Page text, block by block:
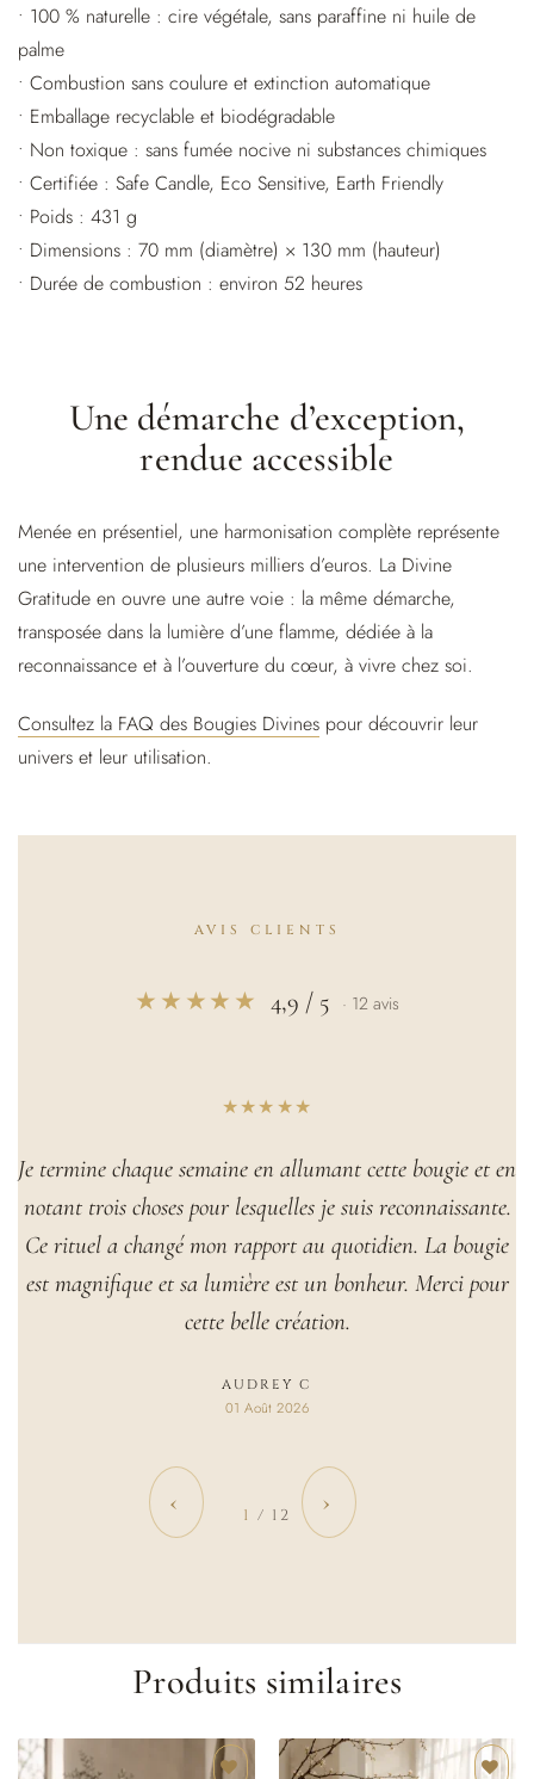
• 100 % naturelle : cire végétale, sans paraffine ni huile de
palme
• Combustion sans coulure et extinction automatique
• Emballage recyclable et biodégradable
• Non toxique : sans fumée nocive ni substances chimiques
• Certifiée : Safe Candle, Eco Sensitive, Earth Friendly
• Poids : 431 g
• Dimensions : 70 mm (diamètre) × 130 mm (hauteur)
• Durée de combustion : environ 52 heures
Une démarche d’exception,
rendue accessible
Menée en présentiel, une harmonisation complète représente
une intervention de plusieurs milliers d’euros. La Divine
Gratitude en ouvre une autre voie : la même démarche,
transposée dans la lumière d’une flamme, dédiée à la
reconnaissance et à l’ouverture du cœur, à vivre chez soi.
Consultez la FAQ des Bougies Divines pour découvrir leur
univers et leur utilisation.
AVIS CLIENTS
★★★★★ 4,9 / 5 · 12 avis
★★★★★
Je termine chaque semaine en allumant cette bougie et en
notant trois choses pour lesquelles je suis reconnaissante.
Ce rituel a changé mon rapport au quotidien. La bougie
est magnifique et sa lumière est un bonheur. Merci pour
cette belle création.
AUDREY C
01 Août 2026
‹ 1 / 12 ›
Produits similaires